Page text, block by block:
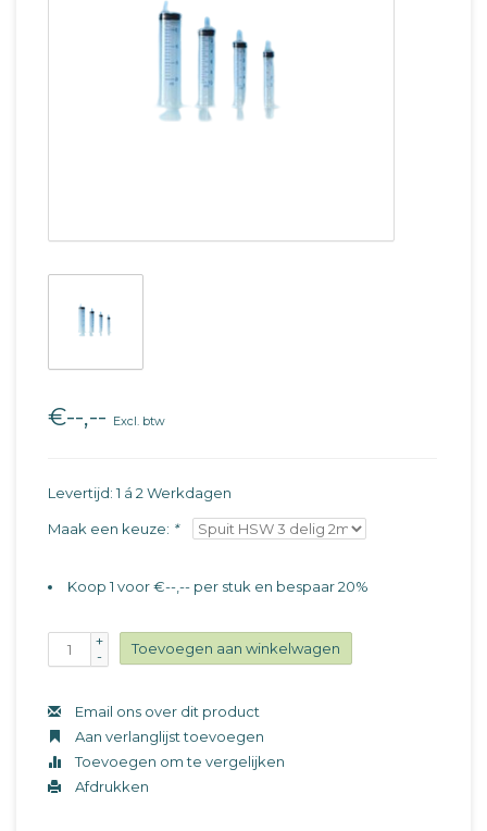
€--,-- Excl. btw
Levertijd: 1 á 2 Werkdagen
Maak een keuze: *
Koop 1 voor €--,-- per stuk en bespaar 20%
+
-
Toevoegen aan winkelwagen
Email ons over dit product
Aan verlanglijst toevoegen
Toevoegen om te vergelijken
Afdrukken